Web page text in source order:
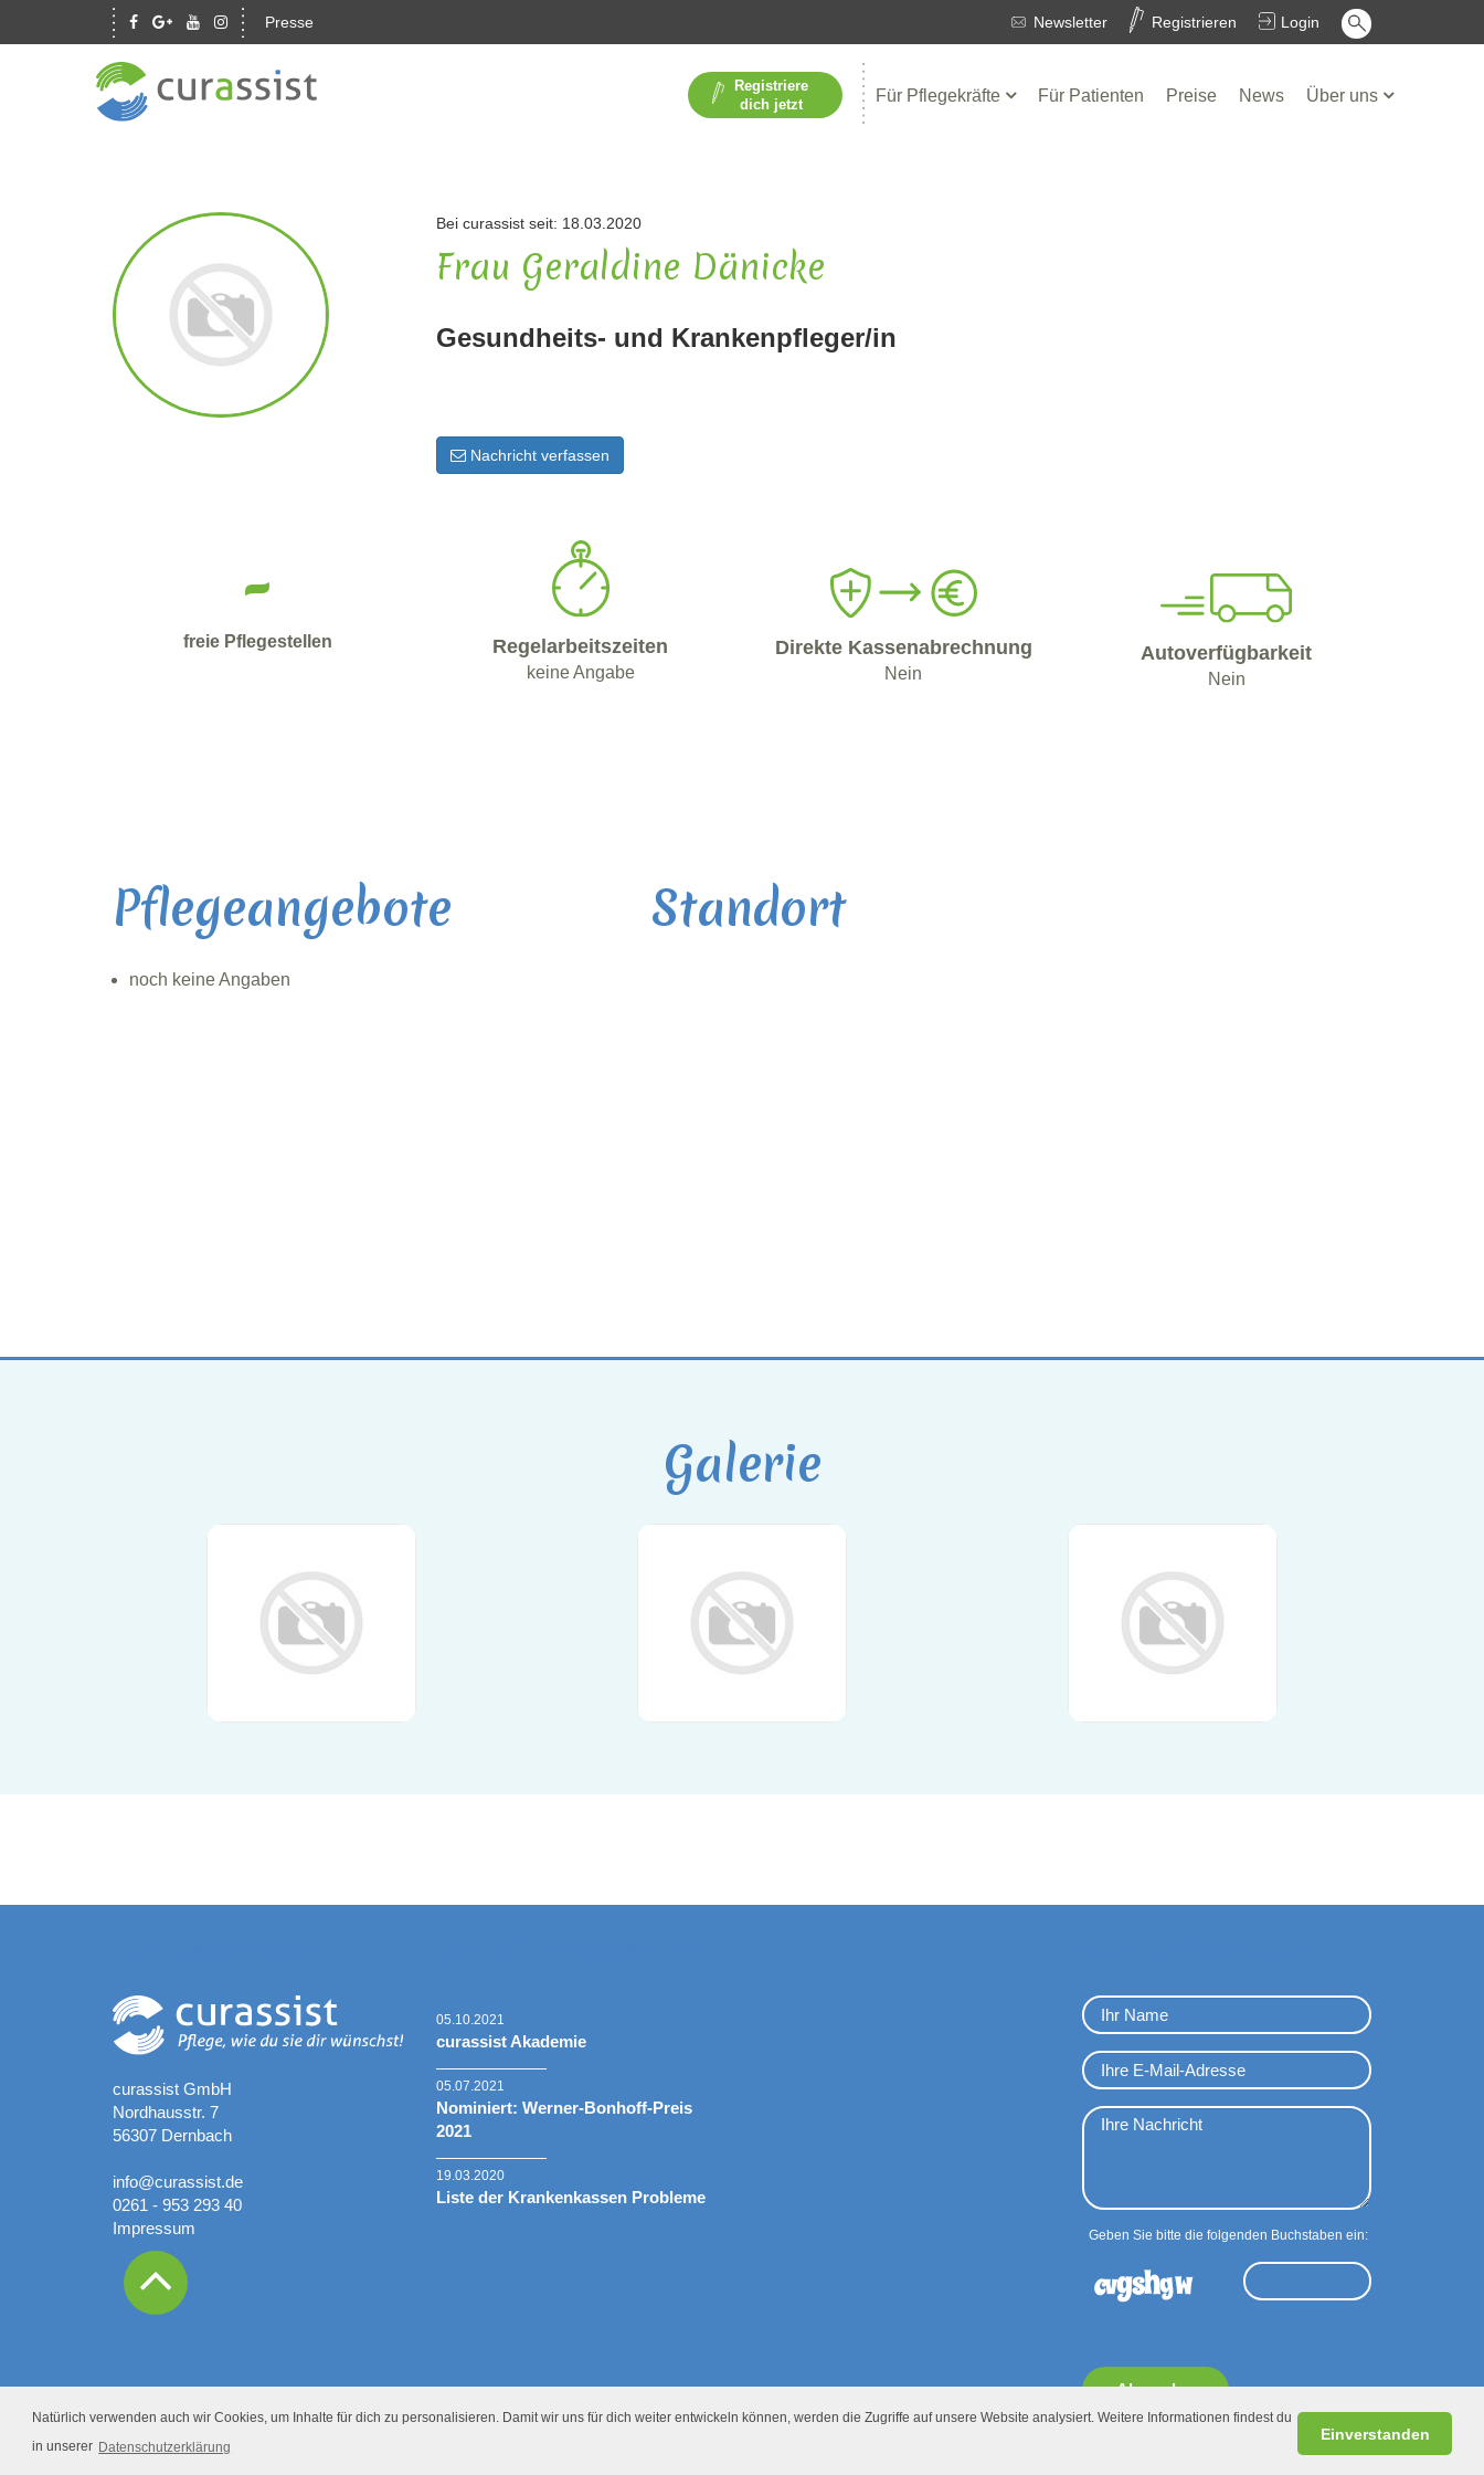
Natürlich verwenden auch wir Cookies, um Inhalte für dich zu personalisieren. Damit wir uns für dich weiter entwickeln können, werden die Zugriffe auf unsere Website analysiert. Weitere Informationen findest du
in unserer Datenschutzerklärung
Einverstanden
Presse Login
Registrieren
Newsletter
Für Pflegekräfte Für Patienten Preise News Über uns
Registriere
dich jetzt
Bei curassist seit: 18.03.2020
Frau Geraldine Dänicke
Gesundheits- und Krankenpfleger/in
Nachricht verfassen
-
freie Pflegestellen Regelarbeitszeiten
keine Angabe
Direkte Kassenabrechnung
Nein
Autoverfügbarkeit
Nein
Pflegeangebote
noch keine Angaben
Standort
Galerie
curassist GmbH
Nordhausstr. 7
56307 Dernbach
info@curassist.de
0261 - 953 293 40
Impressum
05.10.2021
curassist Akademie
05.07.2021
Nominiert: Werner-Bonhoff-Preis
2021
19.03.2020
Liste der Krankenkassen Probleme
Geben Sie bitte die folgenden Buchstaben ein:
Absenden